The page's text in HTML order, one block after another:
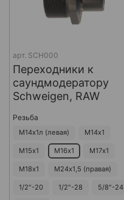
арт. SCH000
Переходники к
саундмодератору
Schweigen, RAW
Резьба
М14х1л (левая) М14х1
М15х1 М16х1 М17х1
М18х1 М24х1,5 (правая)
1/2"-20 1/2"-28 5/8"-24